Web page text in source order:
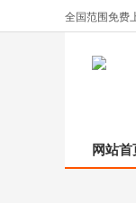
全国范围免费
网站